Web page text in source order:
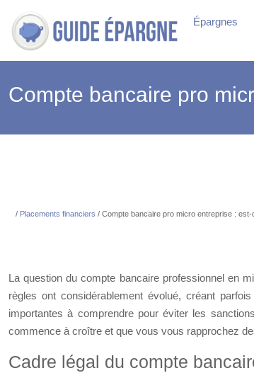
Épargnes
Compte bancaire pro
/Placements financiers/ Compte bancaire pro micro
La question du compte bancaire professionnel en
règles ont considérablement évolué, créant
importantes à comprendre pour éviter les
commence à croître et que vous vous rapprochez
Cadre légal du compte